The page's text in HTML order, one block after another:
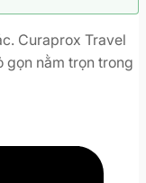
Curaprox Travel
gọn nằm trọn trong